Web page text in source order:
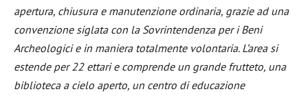
apertura, chiusura e manutenzione ordinaria, grazie ad una
convenzione siglata con la Sovrintendenza per i Beni
Archeologici e in maniera totalmente volontaria. L’area si
estende per 22 ettari e comprende un grande frutteto, una
biblioteca a cielo aperto, un centro di educazione